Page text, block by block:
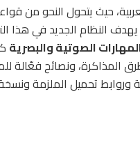
حيث يتحول النحو من
النظام الجديد في هذا
الصوتية والبصرية
المذاكرة، ونصائح فعّالة
تحميل الملزمة